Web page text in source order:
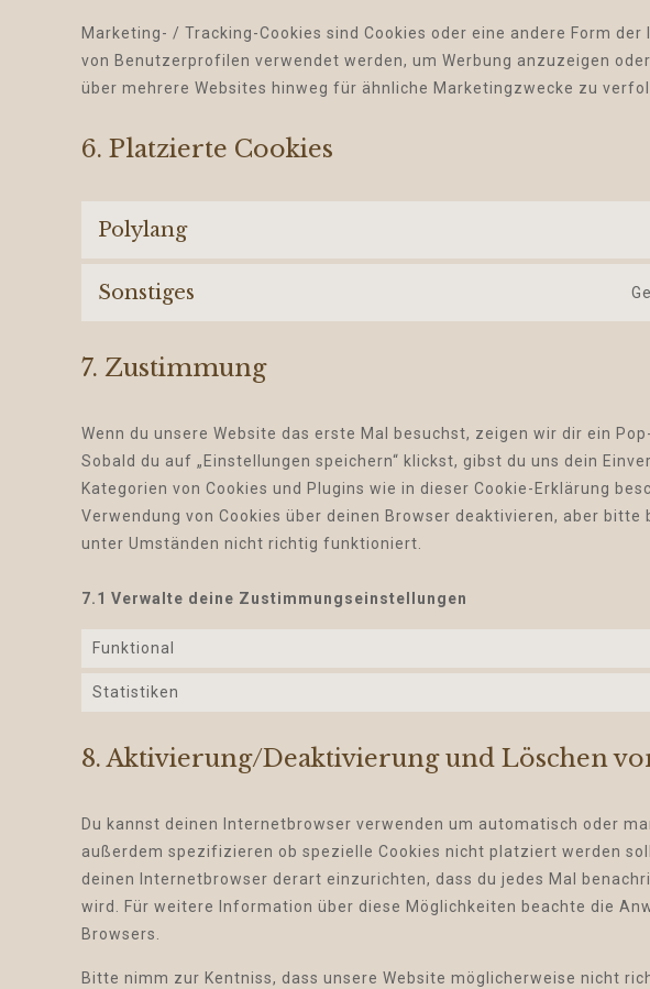
Marketing- / Tracking-Cookies sind Cookies oder eine andere Form
von Benutzerprofilen verwendet werden, um Werbung anzuzeigen
über mehrere Websites hinweg für ähnliche Marketingzwecke zu
6. Platzierte Cookies
Polylang
Sonstiges
7. Zustimmung
Wenn du unsere Website das erste Mal besuchst, zeigen wir dir ein
Sobald du auf „Einstellungen speichern“ klickst, gibst du uns dein
Kategorien von Cookies und Plugins wie in dieser Cookie-Erklärung
Verwendung von Cookies über deinen Browser deaktivieren, aber bitte
unter Umständen nicht richtig funktioniert.
7.1 Verwalte deine Zustimmungseinstellungen
Funktional
Statistiken
8. Aktivierung/Deaktivierung und Löschen
Du kannst deinen Internetbrowser verwenden um automatisch oder
außerdem spezifizieren ob spezielle Cookies nicht platziert werden
deinen Internetbrowser derart einzurichten, dass du jedes Mal
wird. Für weitere Information über diese Möglichkeiten beachte die
Browsers.
Bitte nimm zur Kentniss, dass unsere Website möglicherweise nicht